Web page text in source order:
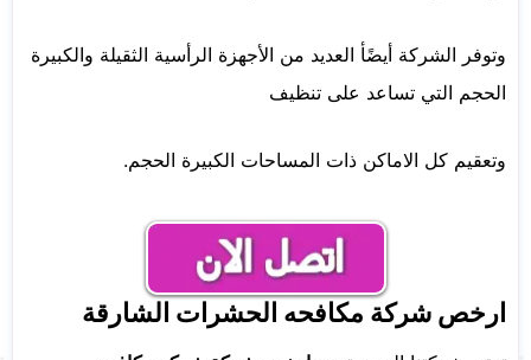
وتوفر الشركة أيضًأ العديد من الأجهزة الرأسية الثقيلة والكبيرة
الحجم التي تساعد على تنظيف
وتعقيم كل الاماكن ذات المساحات الكبيرة الحجم.
ارخص شركة مكافحه الحشرات الشارقة